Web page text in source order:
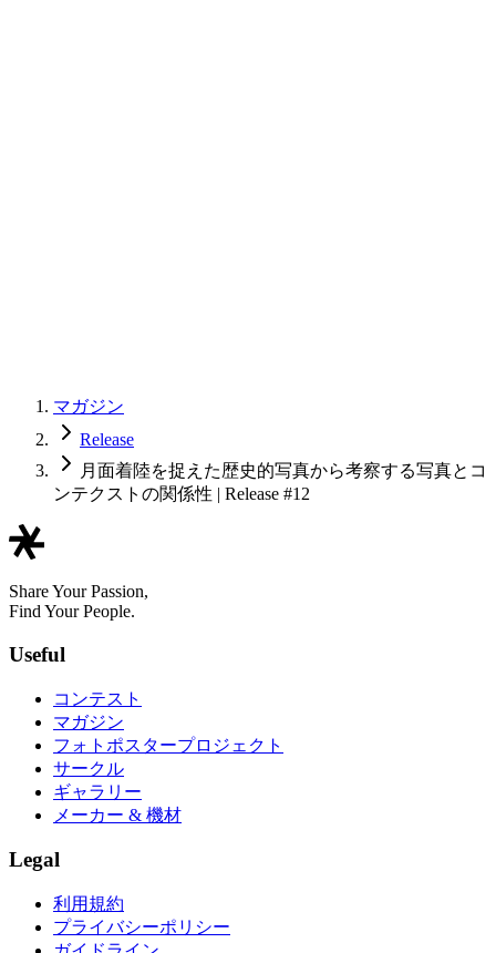
マガジン
Release
月面着陸を捉えた歴史的写真から考察する写真とコ
ンテクストの関係性 | Release #12
Share Your Passion,
Find Your People.
Useful
コンテスト
マガジン
フォトポスタープロジェクト
サークル
ギャラリー
メーカー & 機材
Legal
利用規約
プライバシーポリシー